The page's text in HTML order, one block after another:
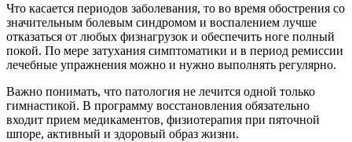
Что касается периодов заболевания, то во время обострения со
значительным болевым синдромом и воспалением лучше
отказаться от любых физнагрузок и обеспечить ноге полный
покой. По мере затухания симптоматики и в период ремиссии
лечебные упражнения можно и нужно выполнять регулярно.
Важно понимать, что патология не лечится одной только
гимнастикой. В программу восстановления обязательно
входит прием медикаментов, физиотерапия при пяточной
шпоре, активный и здоровый образ жизни.